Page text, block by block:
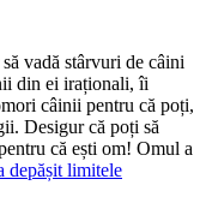
vadă stârvuri de câini
din ei iraționali, îi
câinii pentru că poți,
Desigur că poți să
că ești om! Omul a
depășit limitele